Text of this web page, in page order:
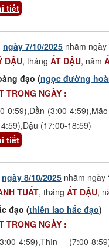
tiết
ngày 7/10/2025 nhằm ngày
DẬU, tháng ẤT DẬU, năm
đạo (ngọc đường
TRONG NGÀY :
0:59),Dần (3:00-
(17:00-18:59)
tiết
ngày 8/10/2025 nhằm ngày
TUẤT, tháng ẤT DẬU,
đạo (thiên lao hắc đạo)
TRONG NGÀY :
4:59),Thìn (7:00-